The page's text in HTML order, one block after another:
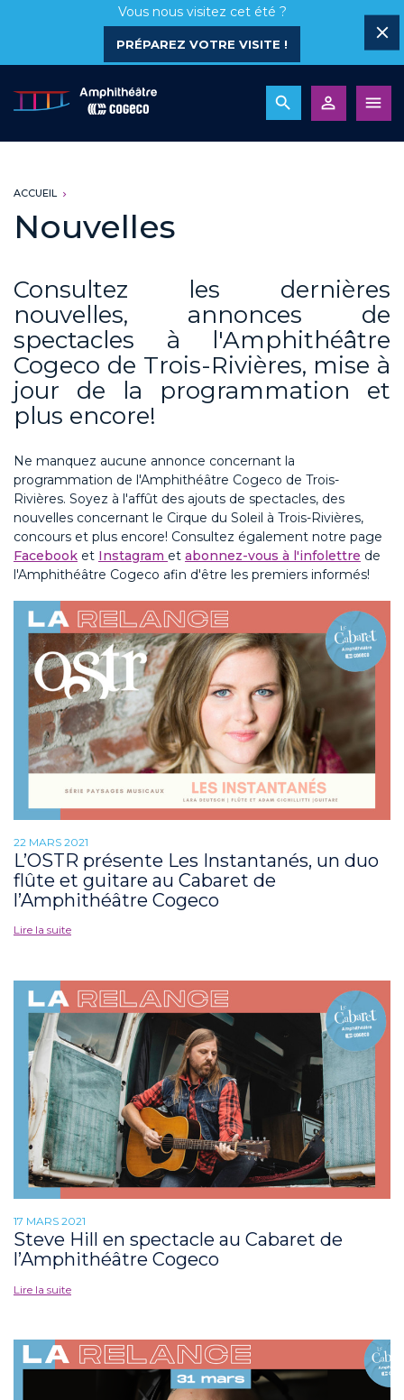
Vous nous visitez cet été ?
PRÉPAREZ VOTRE VISITE !
ACCUEIL
Nouvelles
Consultez les dernières
nouvelles, annonces de
spectacles à l'Amphithéâtre
Cogeco de Trois-Rivières, mise à
jour de la programmation et
plus encore!
Ne manquez aucune annonce concernant la
programmation de l'Amphithéâtre Cogeco de Trois-
Rivières. Soyez à l'affût des ajouts de spectacles, des
nouvelles concernant le Cirque du Soleil à Trois-Rivières,
concours et plus encore! Consultez également notre page
Facebook et Instagram et abonnez-vous à l'infolettre de
l'Amphithéâtre Cogeco afin d'être les premiers informés!
22 MARS 2021
L’OSTR présente Les Instantanés, un duo
flûte et guitare au Cabaret de
l’Amphithéâtre Cogeco
Lire la suite
17 MARS 2021
Steve Hill en spectacle au Cabaret de
l’Amphithéâtre Cogeco
Lire la suite